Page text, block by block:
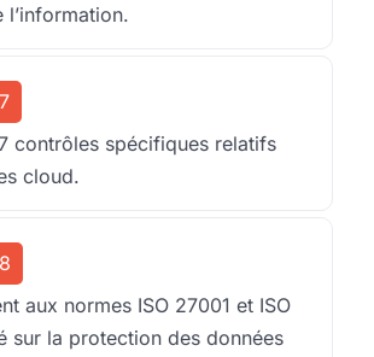
l’information.
contrôles spécifiques relatifs
cloud.
aux normes ISO 27001 et ISO
sur la protection des données